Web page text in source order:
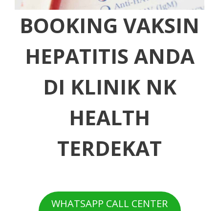
BOOKING VAKSIN
HEPATITIS ANDA
DI KLINIK NK
HEALTH
TERDEKAT
WHATSAPP CALL CENTER